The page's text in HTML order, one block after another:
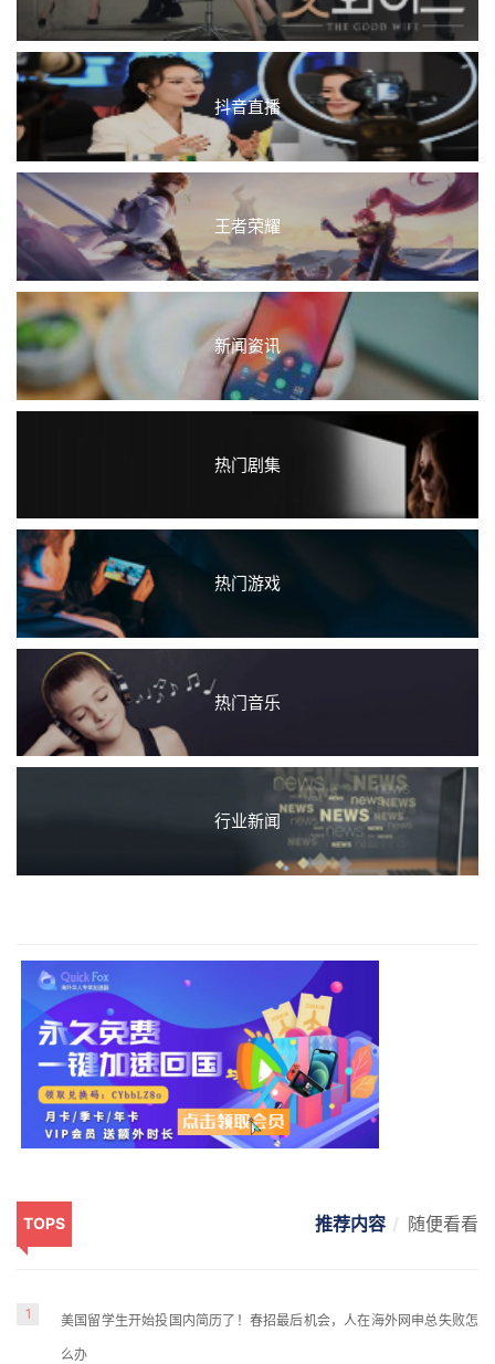
抖音直播
王者荣耀
新闻资讯
热门剧集
热门游戏
热门音乐
行业新闻
TOPS 推荐内容 随便看看
1 美国留学生开始投国内简历了！春招最后机会，人在海外网申总失败怎
么办